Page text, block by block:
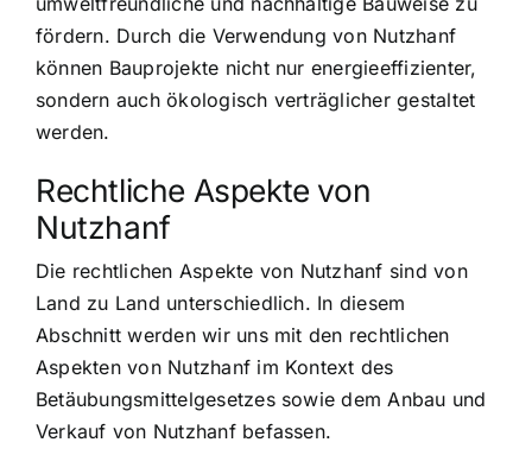
fördern. Durch die Verwendung von Nutzhanf
können Bauprojekte nicht nur energieeffizienter,
sondern auch ökologisch verträglicher gestaltet
werden.
Rechtliche Aspekte von
Nutzhanf
Die rechtlichen Aspekte von Nutzhanf sind von
Land zu Land unterschiedlich. In diesem
Abschnitt werden wir uns mit den rechtlichen
Aspekten von Nutzhanf im Kontext des
Betäubungsmittelgesetzes sowie dem Anbau und
Verkauf von Nutzhanf befassen.